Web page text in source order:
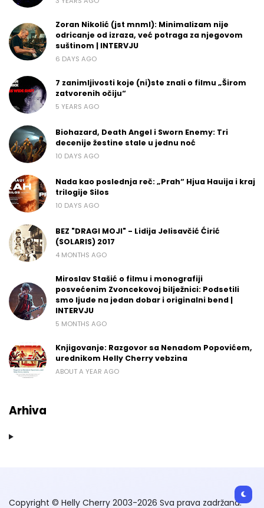
Zoran Nikolić (jst mnml): Minimalizam nije
odricanje od izraza, već potraga za njegovom
suštinom | INTERVJU
6 DAYS AGO
7 zanimljivosti koje (ni)ste znali o filmu „Širom
zatvorenih očiju“
5 YEARS AGO
Biohazard, Death Angel i Sworn Enemy: Tri
decenije žestine stale u jednu noć
10 DAYS AGO
Nada kao poslednja reč: „Prah“ Hjua Hauija i kraj
trilogije Silos
10 DAYS AGO
BEZ "DRAGI MOJI" - Lidija Jelisavčić Ćirić
(SOLARIS) 2017
4 MONTHS AGO
Miroslav Stašić o filmu i monografiji
posvećenim Zvoncekovoj bilježnici: Podsetili
smo ljude na jedan dobar i originalni bend |
INTERVJU
5 MONTHS AGO
Knjigovanje: Razgovor sa Nenadom Popovićem,
urednikom Helly Cherry vebzina
ABOUT A YEAR AGO
Arhiva
Copyright © Helly Cherry 2003-2026 Sva prava zadržana.